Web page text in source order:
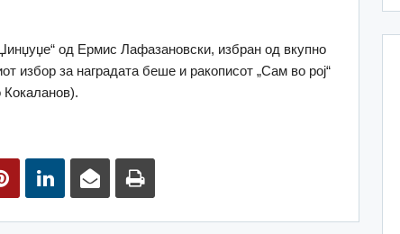
од Ермис Лафазановски, избран од вкупно
избор за наградата беше и ракописот „Сам во рој“